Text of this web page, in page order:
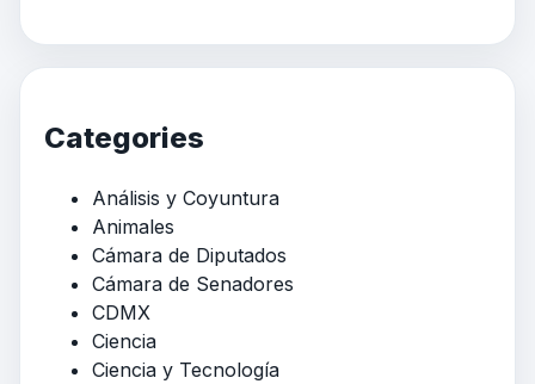
Categories
Análisis y Coyuntura
Animales
Cámara de Diputados
Cámara de Senadores
CDMX
Ciencia
Ciencia y Tecnología